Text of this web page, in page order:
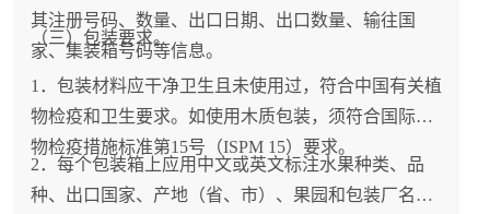
其注册号码、数量、出口日期、出口数量、输往国
家、集装箱号码等信息。
（三）包装要求。
1．包装材料应干净卫生且未使用过，符合中国有关植
物检疫和卫生要求。如使用木质包装，须符合国际植
物检疫措施标准第15号（ISPM 15）要求。
2．每个包装箱上应用中文或英文标注水果种类、品
种、出口国家、产地（省、市）、果园和包装厂名称